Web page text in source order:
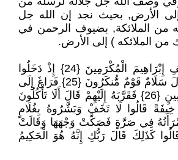
إلى الأرض, بحيث نجد إن الله جل
من الملائكة, بضيوف الرحمن في
من الملائكه ) إلى الأرض.
هَلْ أَتَاكَ حَدِيثُ ضَيْفِ إِبْرَاهِيمَ الْمُكْرَمِينَ {24} إِذْ دَخَلُوا
عَلَيْهِ فَقَالُوا سَلَاماً قَالَ سَلَامٌ قَوْمٌ مُّنكَرُونَ {25} فَرَاغَ إِلَى
أَهْلِهِ فَجَاء بِعِجْلٍ سَمِينٍ {26} فَقَرَّبَهُ إِلَيْهِمْ قَالَ أَلَا تَأْكُلُونَ
قَالُوا لَا تَخَفْ وَبَشَّرُوهُ بِغُلَامٍ
امْرَأَتُهُ فِي صَرَّةٍ فَصَكَّتْ وَجْهَهَا وَقَالَتْ
عَقِيمٌ {29 ) قَالُوا كَذَلِكَ قَالَ رَبُّكِ إِنَّهُ هُوَ الْحَكِيمُ